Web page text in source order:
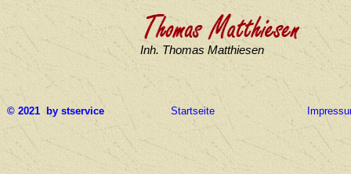
Inh. Thomas Matthiesen
© 2021 by stservice Startseite